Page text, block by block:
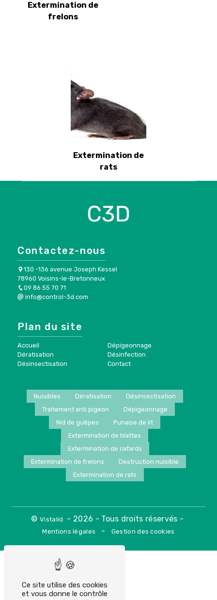
Extermination de
frelons
Extermination de
rats
Contactez-nous
130 -136 avenue Joseph Kessel
78960 Voisins-le-Bretonneux
09 86 55 70 71
info@control-3d.com
Plan du site
Accueil
Dératisation
Désinsectisation
Dépigeonnage
Désinfection
Contact
Nuisibles Dératisation
Désinsectisation
Traitement anti pigeon
Dépigeonnage
Nid de guêpes
Punaise de lit
Extermination de blattes
Extermination de cafards
Extermination de frelons
Destruction nuisible
Extermination de rats
©Vistalid - 2026 - Tous droits réservés -
Mentions légales - Gestion des cookies
Ce site utilise des cookies
et vous donne le contrôle